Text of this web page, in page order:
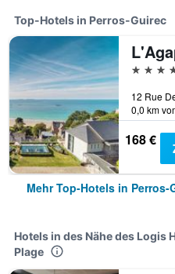
Top-Hotels in Perros-Guirec
5
0,0 km
168 €
Mehr Top-Hotels in Perros-
Hotels in des Nähe des Logis
Plage